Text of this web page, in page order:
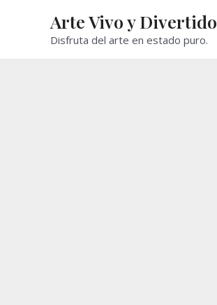
contenido
Arte Vivo y
Disfruta del arte en estado puro.